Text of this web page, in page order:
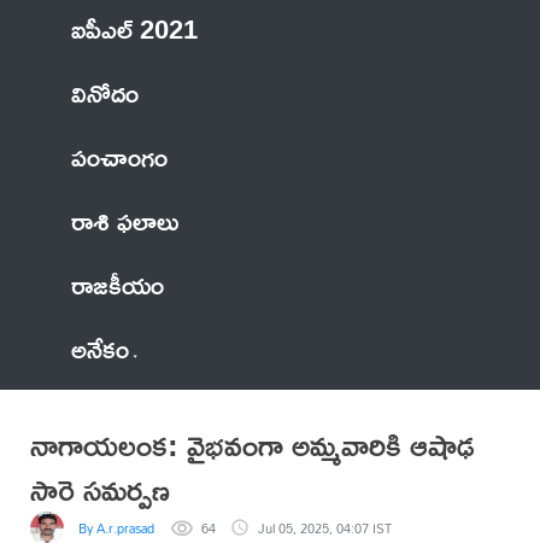
ఐపీఎల్ 2021
వినోదం
పంచాంగం
రాశి ఫలాలు
రాజకీయం
అనేకం
నాగాయలంక: వైభవంగా అమ్మవారికి ఆషాఢ
సారె సమర్పణ
By A.r.prasad 64 Jul 05, 2025, 04:07 IST